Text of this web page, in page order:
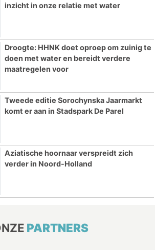
inzicht in onze relatie met water
Droogte: HHNK doet oproep om zuinig te
doen met water en bereidt verdere
maatregelen voor
Tweede editie Sorochynska Jaarmarkt
komt er aan in Stadspark De Parel
Aziatische hoornaar verspreidt zich
verder in Noord-Holland
PARTNERS